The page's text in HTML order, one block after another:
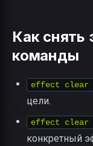
Как
команды
effect clear
цели.
effect clear
конкретный